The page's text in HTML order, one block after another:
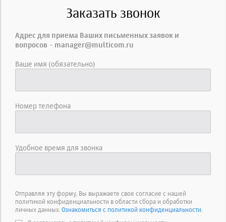
Заказать звонок
Адрес для приема Ваших письменных заявок и
вопросов - manager@multicom.ru
Ваше имя (обязательно)
Номер телефона
Удобное время для звонка
Отправляя эту форму, Вы выражаете свое согласие с нашей
политикой конфиденциальности в области сбора и обработки
личных данных. Ознакомиться с политикой конфиденциальности.